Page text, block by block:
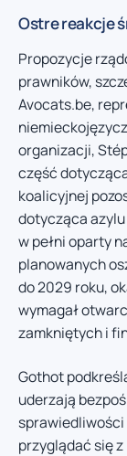
Ostre reakcje
Propozycje
prawników,
Avocats.be,
organizacji,
część
koalicyjnej
dotycząca
w pełni oparty
planowanych
do 2029 roku,
wymagał
zamkniętych i
Gothot
uderzają
sprawiedliwości
przyglądać się